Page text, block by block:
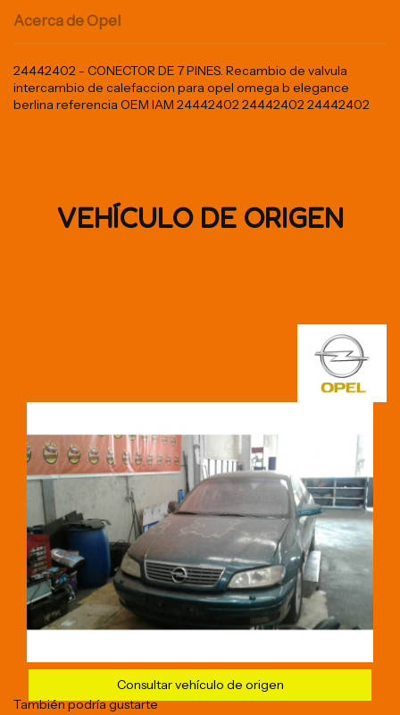
Acerca de Opel
24442402 - CONECTOR DE 7 PINES. Recambio de valvula
intercambio de calefaccion para opel omega b elegance
berlina referencia OEM IAM 24442402 24442402 24442402
VEHÍCULO DE ORIGEN
Consultar vehículo de origen
También podría gustarte